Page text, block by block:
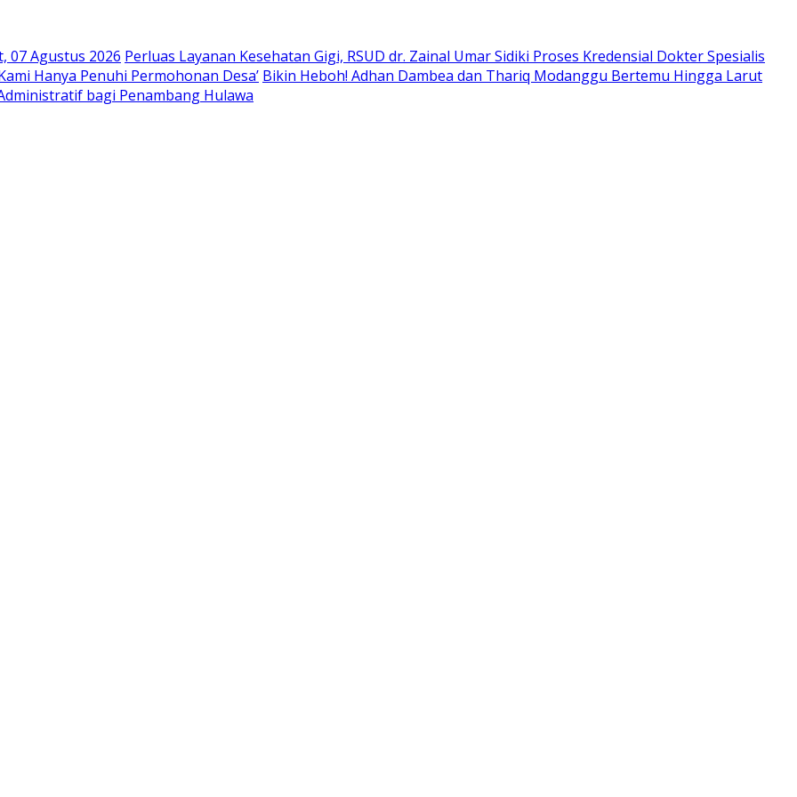
07 Agustus 2026 Perluas Layanan Kesehatan Gigi, RSUD dr. Zainal Umar Sidiki Proses Kredensial Dokter Spesialis
Hanya Penuhi Permohonan Desa’ Bikin Heboh! Adhan Dambea dan Thariq Modanggu Bertemu Hingga Larut
bagi Penambang Hulawa